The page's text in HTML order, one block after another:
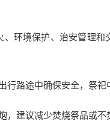
环境保护、治安管理
路途中确保安全，祭祀
建议减少焚烧祭品或不